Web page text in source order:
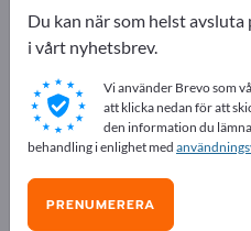
Annonsera gratis
Behov – Erbjudanden –
Affärskontakter >> börja här
Publicera ditt
produkter på
Bli leverantör nu och öka
Du kan när som helst
i vårt nyhetsbrev.
Vi använder Brevo som
att klicka nedan för att
den information du
behandling i enlighet med
PRENUMERERA